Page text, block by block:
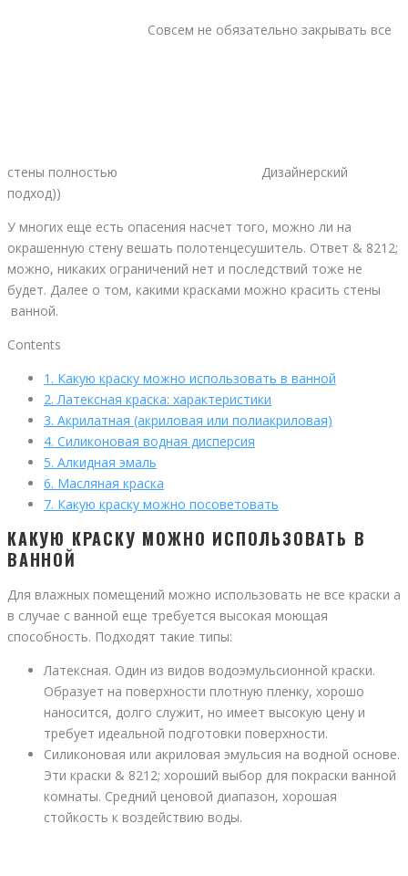
Совсем не обязательно закрывать все
стены полностью
Дизайнерский
подход))
У многих еще есть опасения насчет того, можно ли на
окрашенную стену вешать полотенцесушитель. Ответ & 8212;
можно, никаких ограничений нет и последствий тоже не
будет. Далее о том, какими красками можно красить стены
ванной.
Contents
1. Какую краску можно использовать в ванной
2. Латексная краска: характеристики
3. Акрилатная (акриловая или полиакриловая)
4. Силиконовая водная дисперсия
5. Алкидная эмаль
6. Масляная краска
7. Какую краску можно посоветовать
КАКУЮ КРАСКУ МОЖНО ИСПОЛЬЗОВАТЬ В
ВАННОЙ
Для влажных помещений можно использовать не все краски а
в случае с ванной еще требуется высокая моющая
способность. Подходят такие типы:
Латексная. Один из видов водоэмульсионной краски.
Образует на поверхности плотную пленку, хорошо
наносится, долго служит, но имеет высокую цену и
требует идеальной подготовки поверхности.
Силиконовая или акриловая эмульсия на водной основе.
Эти краски & 8212; хороший выбор для покраски ванной
комнаты. Средний ценовой диапазон, хорошая
стойкость к воздействию воды.